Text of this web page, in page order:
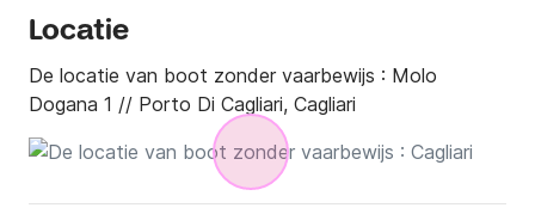
Locatie
De locatie van boot zonder vaarbewijs : Molo
Dogana 1 // Porto Di Cagliari, Cagliari